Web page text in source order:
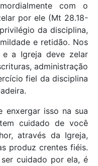
com o
por ele (Mt 28.18-
da disciplina,
e retidão. Nos
e a Igreja deve zelar
administração
fiel da disciplina
enxergar isso na sua
cuidado de você
através da Igreja,
produz crentes fiéis.
cuidado por ela, é